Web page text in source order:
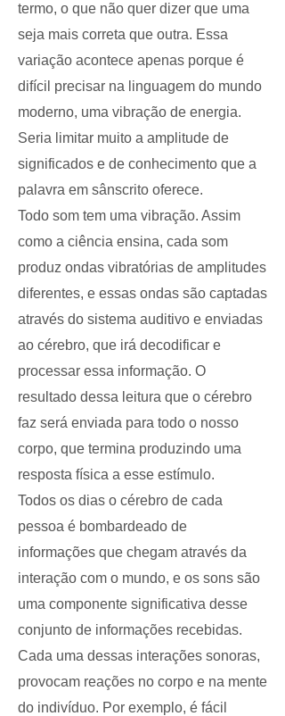
termo, o que não quer dizer que uma
seja mais correta que outra. Essa
variação acontece apenas porque é
difícil precisar na linguagem do mundo
moderno, uma vibração de energia.
Seria limitar muito a amplitude de
significados e de conhecimento que a
palavra em sânscrito oferece.
Todo som tem uma vibração. Assim
como a ciência ensina, cada som
produz ondas vibratórias de amplitudes
diferentes, e essas ondas são captadas
através do sistema auditivo e enviadas
ao cérebro, que irá decodificar e
processar essa informação. O
resultado dessa leitura que o cérebro
faz será enviada para todo o nosso
corpo, que termina produzindo uma
resposta física a esse estímulo.
Todos os dias o cérebro de cada
pessoa é bombardeado de
informações que chegam através da
interação com o mundo, e os sons são
uma componente significativa desse
conjunto de informações recebidas.
Cada uma dessas interações sonoras,
provocam reações no corpo e na mente
do indivíduo. Por exemplo, é fácil